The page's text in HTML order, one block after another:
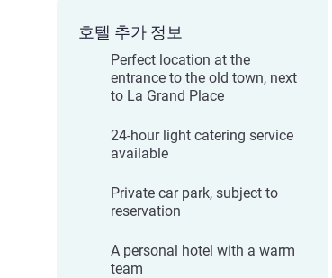
호텔 추가 정보
Perfect location at the
entrance to the old town, next
to La Grand Place
24-hour light catering service
available
Private car park, subject to
reservation
A personal hotel with a warm
team